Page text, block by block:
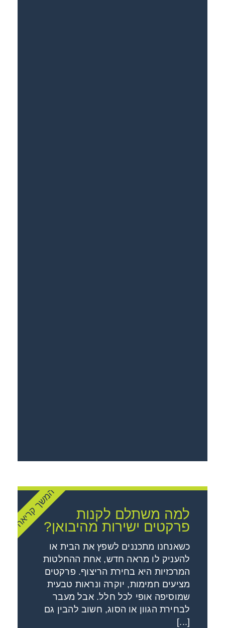
למה משתלם לקנות
פרקטים ישירות מהיבואן?
כשאנחנו מתכננים לשפץ את הבית או
להעניק לו מראה חדש, אחת ההחלטות
המרכזיות היא בחירת הריצוף. פרקטים
מציעים חמימות, יוקרה ונראות טבעית
שמוסיפה אופי לכל חלל. אבל מעבר
לבחירת הגוון או הסוג, חשוב להבין גם
[...]
המשך קריאה